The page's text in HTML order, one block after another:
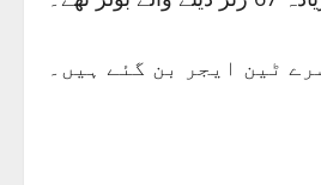
ٹین ایجر بن گئے ہیں۔